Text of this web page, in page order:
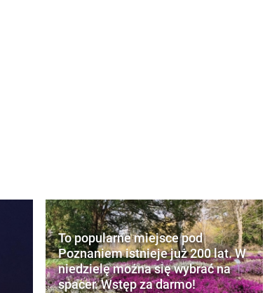
To popularne miejsce pod
Poznaniem istnieje już 200 lat. W
niedzielę można się wybrać na
spacer. Wstęp za darmo!